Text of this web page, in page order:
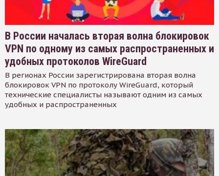
В России началась вторая волна блокировок
VPN по одному из самых распространенных и
удобных протоколов WireGuard
В регионах России зарегистрирована вторая волна
блокировок VPN по протоколу WireGuard, который
технические специалисты называют одним из самых
удобных и распространенных